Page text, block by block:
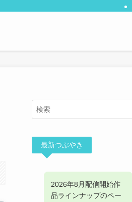
最新つぶやき
2026年8月配信開始作
品ラインナップのペー